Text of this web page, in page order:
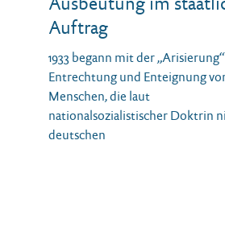
Auftrag
1933 begann mit der
Entrechtung und Enteignung
Menschen, die laut
nationalsozialistischer Doktrin
deutschen